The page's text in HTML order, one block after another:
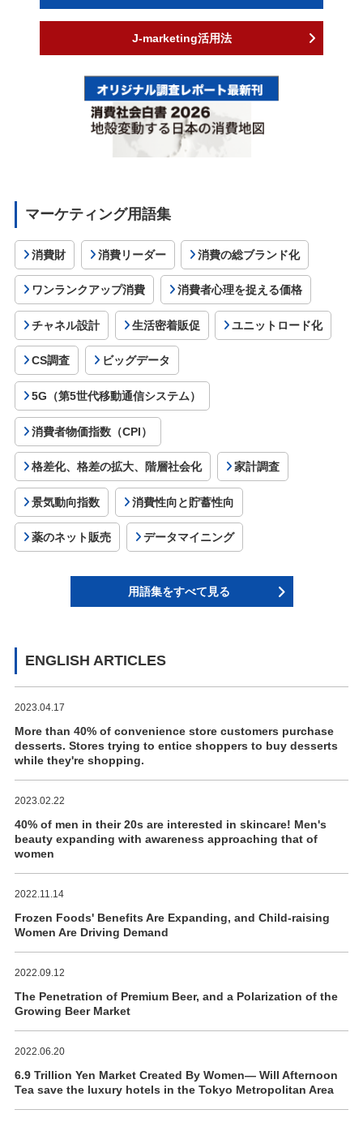
J-marketing活用法
マーケティング用語集
消費財 消費リーダー 消費の総ブランド化
ワンランクアップ消費 消費者心理を捉える価格
チャネル設計 生活密着販促 ユニットロード化
CS調査 ビッグデータ
5G（第5世代移動通信システム）
消費者物価指数（CPI）
格差化、格差の拡大、階層社会化 家計調査
景気動向指数 消費性向と貯蓄性向
薬のネット販売 データマイニング
用語集をすべて見る
ENGLISH ARTICLES
2023.04.17
More than 40% of convenience store customers purchase
desserts. Stores trying to entice shoppers to buy desserts
while they're shopping.
2023.02.22
40% of men in their 20s are interested in skincare! Men's
beauty expanding with awareness approaching that of
women
2022.11.14
Frozen Foods' Benefits Are Expanding, and Child-raising
Women Are Driving Demand
2022.09.12
The Penetration of Premium Beer, and a Polarization of the
Growing Beer Market
2022.06.20
6.9 Trillion Yen Market Created By Women― Will Afternoon
Tea save the luxury hotels in the Tokyo Metropolitan Area